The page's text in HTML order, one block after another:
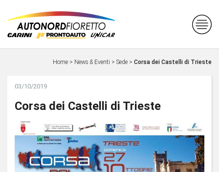
Home > News & Eventi > Sede > Corsa dei Castelli di Trieste
03/10/2019
Corsa dei Castelli di Trieste